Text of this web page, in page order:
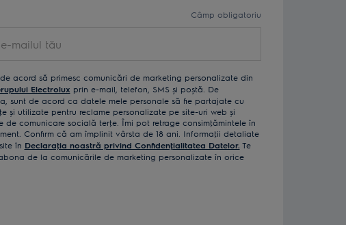
Câmp obligatoriu
acord să primesc comunicări de marketing personalizate din
Electrolux prin e-mail, telefon, SMS și poștă. De
sunt de acord ca datele mele personale să fie partajate cu
și utilizate pentru reclame personalizate pe site-uri web și
de comunicare socială terţe. Îmi pot retrage consimţămintele în
Confirm că am împlinit vârsta de 18 ani. Informaţii detaliate
în Declaraţia noastră privind Confidenţialitatea Datelor. Te
de la comunicările de marketing personalizate în orice